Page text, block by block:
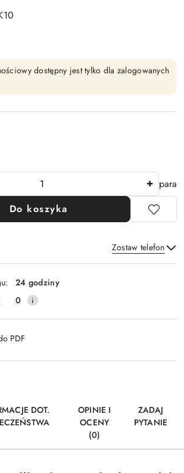
dostępny jest tylko dla zalogowanych
para
Do koszyka
Zostaw telefon
Wyślij
24 godziny
0
PDF
DOT.
OPINIE I
OCENY
(0)
ZADAJ
PYTANIE